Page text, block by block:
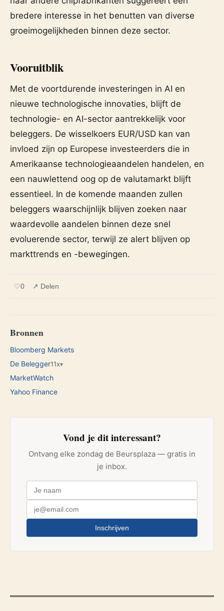
bredere interesse in het benutten van diverse
groeimogelijkheden binnen deze sector.
Vooruitblik
Met de voortdurende investeringen in AI en
nieuwe technologische innovaties, blijft de
technologie- en AI-sector aantrekkelijk voor
beleggers. De wisselkoers EUR/USD kan van
invloed zijn op Europese investeerders die in
Amerikaanse technologieaandelen handelen, en
een nauwlettend oog op de valutamarkt blijft
essentieel. In de komende maanden zullen
beleggers waarschijnlijk blijven zoeken naar
waardevolle aandelen binnen deze snel
evoluerende sector, terwijl ze alert blijven op
markttrends en -bewegingen.
♡0 ↗ Delen
Bronnen
Bloomberg Markets
De Belegger11x▾
MarketWatch
Yahoo Finance
Vond je dit interessant?
Ontvang elke zondag de Beursplaza — gratis in
je inbox.
Inschrijven